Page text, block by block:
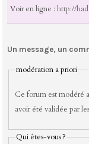
Voir en ligne :http://
Un message, un
modération a priori
Ce forum est modéré
avoir été validée par
Qui êtes-vous ?